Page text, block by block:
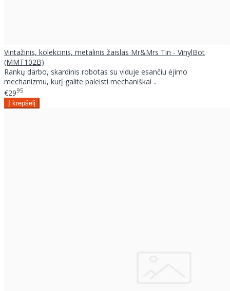
Vintažinis, kolekcinis, metalinis žaislas Mr&Mrs Tin - VinylBot
(MMT102B)
Rankų darbo, skardinis robotas su viduje esančiu ėjimo
mechanizmu, kurį galite paleisti mechaniškai ..
€2995